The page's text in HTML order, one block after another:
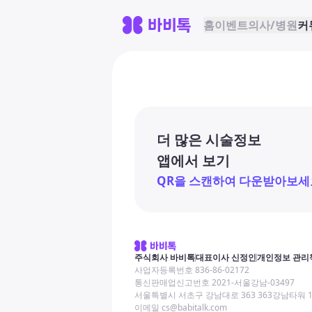
홈이벤트의사/병원커
더 많은 시술정보
앱에서 보기
QR을 스캔하여 다운받아보세
주식회사 바비톡대표이사 신정인개인정보 관리
사업자등록번호 836-86-02172
통신판매업신고번호 2021-서울강남-03497
서울특별시 서초구 강남대로 363 363강남타워
이메일 cs@babitalk.com